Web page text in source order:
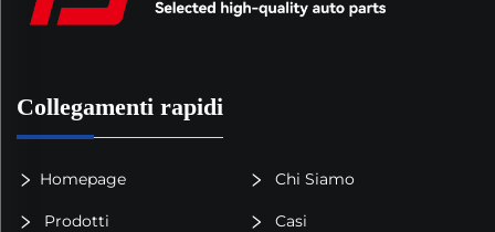
Collegamenti rapidi
Homepage Chi Siamo
Prodotti Casi